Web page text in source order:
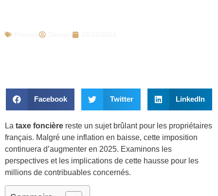
Facebook Twitter LinkedIn
La taxe foncière reste un sujet brûlant pour les propriétaires
français. Malgré une inflation en baisse, cette imposition
continuera d’augmenter en 2025. Examinons les
perspectives et les implications de cette hausse pour les
millions de contribuables concernés.